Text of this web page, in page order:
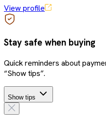
View profile
Stay safe when buying
Quick reminders about
“Show tips”.
Show tips